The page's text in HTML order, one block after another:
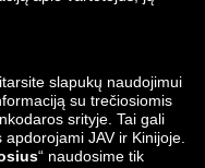
zalando-lounge.ee
zalando-lounge.no